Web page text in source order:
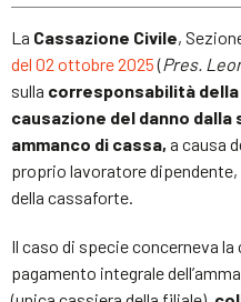
La Cassazione Civile,
del 02 ottobre 2025(Pres.
sulla corresponsabilità della
causazione del danno
ammanco di cassa, a causa
proprio lavoratore
della cassaforte.
Il caso di specie concerneva
pagamento integrale